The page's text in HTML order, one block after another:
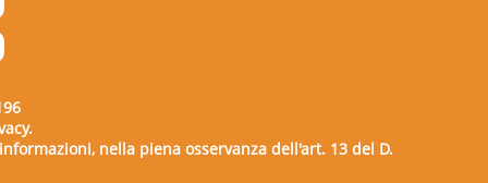
nella piena osservanza dell'art. 13 del D.